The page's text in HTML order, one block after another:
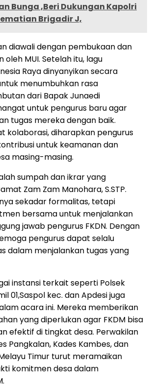
Bunga ,Beri Dukungan Kapolri
Brigadir J,
diawali dengan pembukaan dan
oleh MUI. Setelah itu, lagu
Raya dinyanyikan secara
menumbuhkan rasa
dari Bapak Junaedi
untuk pengurus baru agar
tugas mereka dengan baik.
kolaborasi, diharapkan pengurus
untuk keamanan dan
masing-masing.
sumpah dan ikrar yang
Zam Zam Manohara, S.STP.
sekadar formalitas, tetapi
bersama untuk menjalankan
jawab pengurus FKDN. Dengan
pengurus dapat selalu
dalam menjalankan tugas yang
instansi terkait seperti Polsek
01,Saspol kec. dan Apdesi juga
acara ini. Mereka memberikan
yang diperlukan agar FKDM bisa
efektif di tingkat desa. Perwakilan
Pangkalan, Kades Kambes, dan
Timur turut meramaikan
komitmen desa dalam